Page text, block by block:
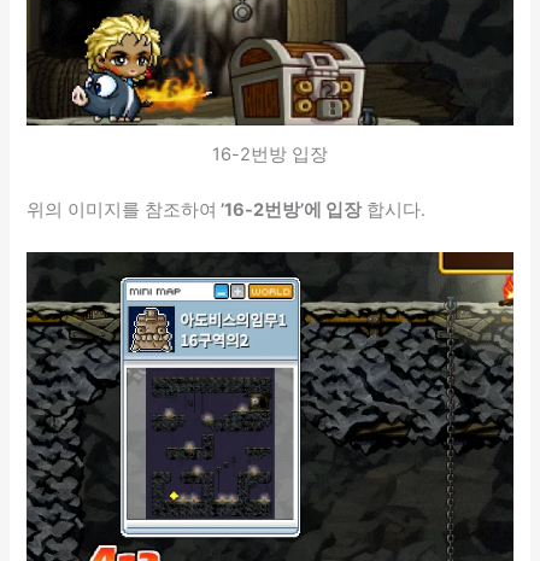
16-2번방 입장
위의 이미지를 참조하여 ’16-2번방’에 입장합시다.